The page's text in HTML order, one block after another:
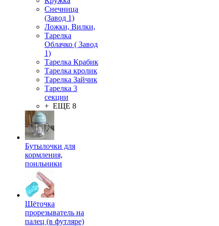
Снечница
(Завод 1)
Ложки, Вилки,
Тарелка
Облачко ( Завод
1)
Тарелка Крабик
Тарелка кролик
Тарелка Зайчик
Тарелка 3
секции
+ ЕЩЕ 8
Бутылочки для
кормления,
поильники
Щёточка
прорезыватель на
палец (в футляре)